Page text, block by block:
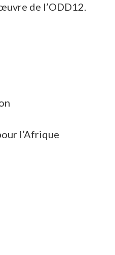
de l’ODD12.
l’Afrique